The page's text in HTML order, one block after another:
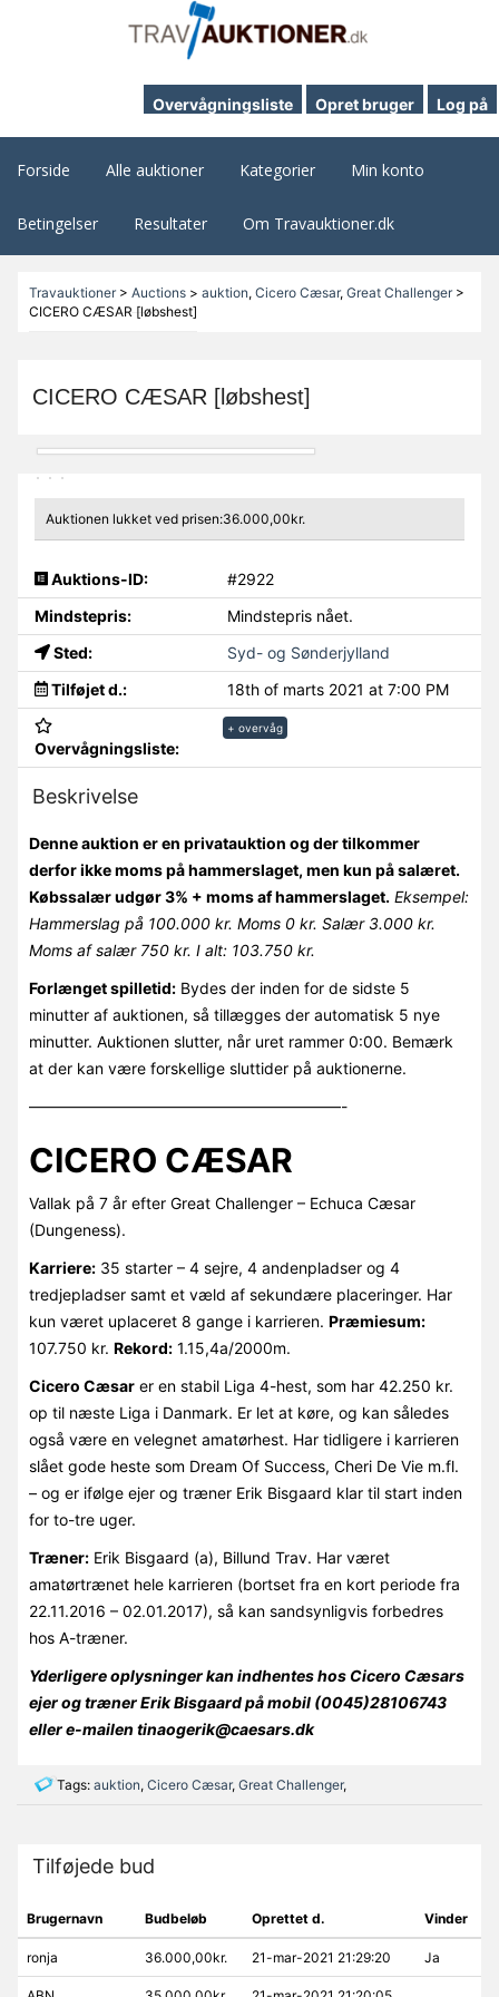
Overvågningsliste Opret bruger Log på
Forside Alle auktioner Kategorier Min konto
Betingelser Resultater Om Travauktioner.dk
Travauktioner> Auctions> auktion, Cicero Cæsar, Great Challenger>
CICERO CÆSAR [løbshest]
CICERO CÆSAR [løbshest]
Auktionen lukket ved prisen:36.000,00kr.
Auktions-ID:
#2922
Mindstepris:
Mindstepris nået.
Sted:
Syd- og Sønderjylland
Tilføjet d.:
18th of marts 2021 at 7:00 PM
Overvågningsliste:
+ overvåg
Beskrivelse
Denne auktion er en privatauktion og der tilkommer
derfor ikke moms på hammerslaget, men kun på salæret.
Købssalær udgør 3% + moms af hammerslaget. Eksempel:
Hammerslag på 100.000 kr. Moms 0 kr. Salær 3.000 kr.
Moms af salær 750 kr. I alt: 103.750 kr.
Forlænget spilletid:Bydes der inden for de sidste 5
minutter af auktionen, så tillægges der automatisk 5 nye
minutter. Auktionen slutter, når uret rammer 0:00. Bemærk
at der kan være forskellige sluttider på auktionerne.
————————————————————-
CICERO CÆSAR
Vallak på 7 år efter Great Challenger – Echuca Cæsar
(Dungeness).
Karriere:35 starter – 4 sejre, 4 andenpladser og 4
tredjepladser samt et væld af sekundære placeringer. Har
kun været uplaceret 8 gange i karrieren. Præmiesum:
107.750 kr. Rekord:1.15,4a/2000m.
Cicero Cæsarer en stabil Liga 4-hest, som har 42.250 kr.
op til næste Liga i Danmark. Er let at køre, og kan således
også være en velegnet amatørhest. Har tidligere i karrieren
slået gode heste som Dream Of Success, Cheri De Vie m.fl.
– og er ifølge ejer og træner Erik Bisgaard klar til start inden
for to-tre uger.
Træner:Erik Bisgaard (a), Billund Trav. Har været
amatørtrænet hele karrieren (bortset fra en kort periode fra
22.11.2016 – 02.01.2017), så kan sandsynligvis forbedres
hos A-træner.
Yderligere oplysninger kan indhentes hos Cicero Cæsars
ejer og træner Erik Bisgaard på mobil (0045)28106743
eller e-mailen tinaogerik@caesars.dk
Tags: auktion, Cicero Cæsar, Great Challenger,
Tilføjede bud
Brugernavn Budbeløb Oprettet d. Vinder
ronja 36.000,00kr. 21-mar-2021 21:29:20 Ja